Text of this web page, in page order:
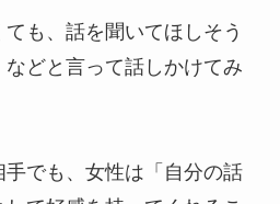
も、話を聞いてほしそう
どと言って話しかけてみ
でも、女性は「自分の話